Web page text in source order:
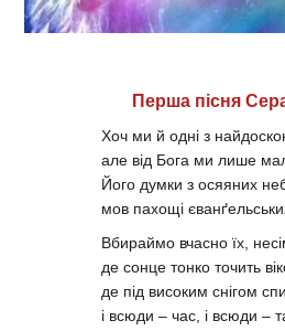
Перша пісня
Хоч ми й одні з
але від Бога ми лише
Його думки з осяяних
мов пахощі
Вбираймо вчасно їх,
де сонце тонко точить
де під високим снігом
і всюди – час, і всюди –